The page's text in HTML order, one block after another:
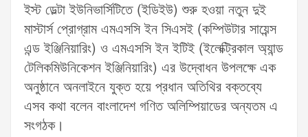
ইস্ট ডেল্টা ইউনিভার্সিটিতে (ইডিইউ) শুরু হওয়া নতুন দুই
মাস্টার্স প্রোগ্রাম এমএসসি ইন সিএসই (কম্পিউটার সায়েন্স
এন্ড ইঞ্জিনিয়ারিং) ও এমএসসি ইন ইটিই (ইলেক্ট্রিকাল অ্যান্ড
টেলিকমিউনিকেশন ইঞ্জিনিয়ারিং) এর উদ্বোধন উপলক্ষে এক
অনুষ্ঠানে অনলাইনে যুক্ত হয়ে প্রধান অতিথির বক্তব্যে
এসব কথা বলেন বাংলাদেশ গণিত অলিম্পিয়াডের অন্যতম এ
সংগঠক।